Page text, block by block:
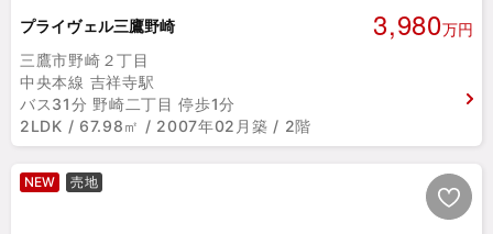
プライヴェル三鷹野崎 3,980万円
三鷹市野崎２丁目
中央本線 吉祥寺駅
バス31分 野崎二丁目 停歩1分
2LDK / 67.98㎡ / 2007年02月築 / 2階
NEW 売地